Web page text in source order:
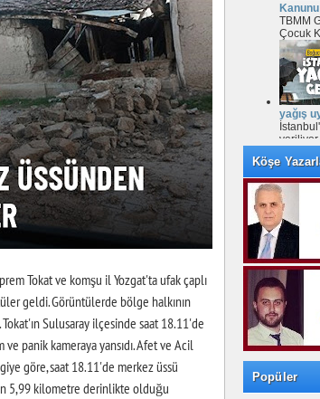
Tokat ve komşu il Yozgat'ta ufak çaplı
geldi. Görüntülerde bölge halkının
Tokat'ın Sulusaray ilçesinde saat 18.11'de
panik kameraya yansıdı. Afet ve Acil
göre, saat 18.11'de merkez üssü
5,99 kilometre derinlikte olduğu
TBMM
Çocuk
yağış
MHP
Enes
Köşe
Popüler